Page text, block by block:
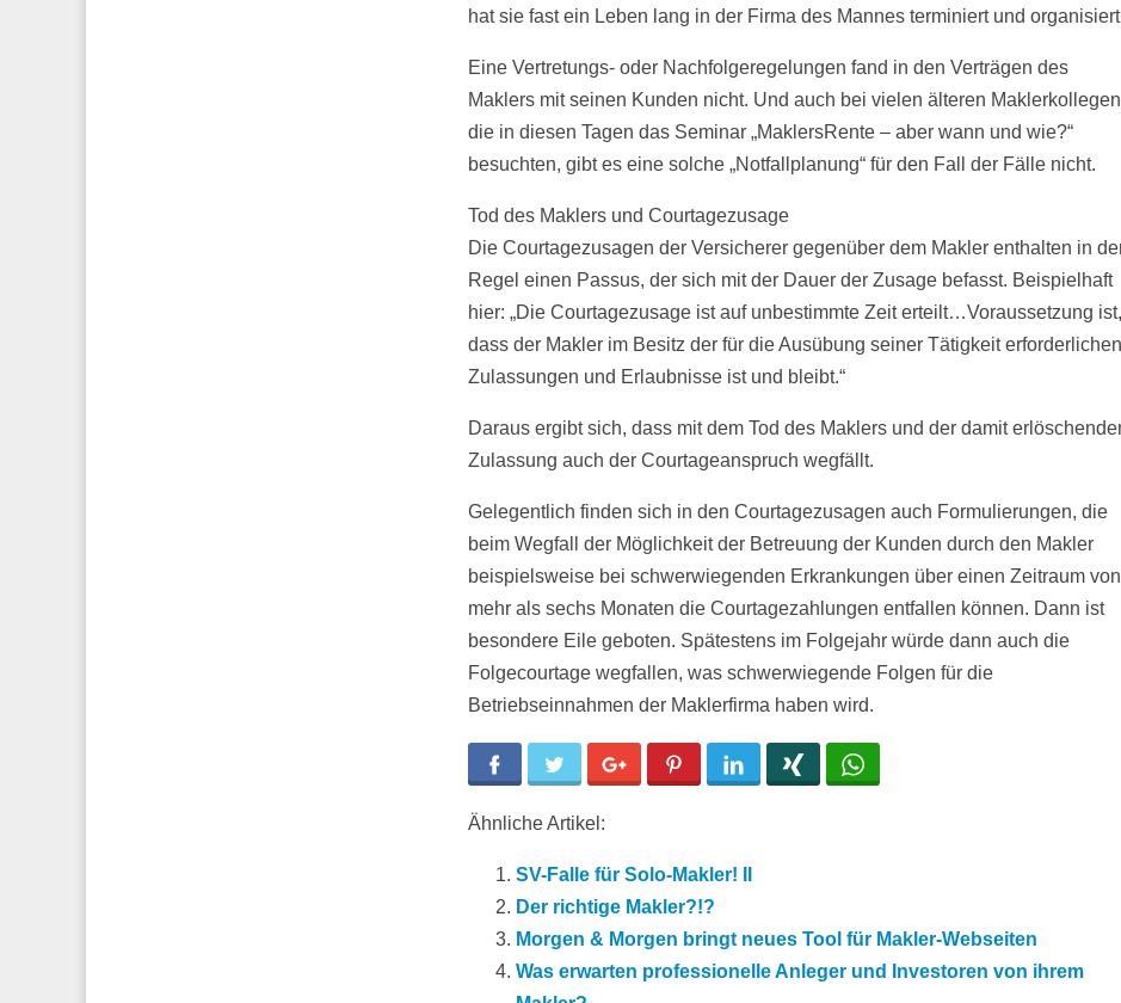
hat sie fast ein Leben lang in der Firma des Mannes terminiert und
Eine Vertretungs- oder Nachfolgeregelungen fand in den Verträgen des
Maklers mit seinen Kunden nicht. Und auch bei vielen älteren
die in diesen Tagen das Seminar „MaklersRente – aber wann und wie?“
besuchten, gibt es eine solche „Notfallplanung“ für den Fall der Fälle nicht.
Tod des Maklers und Courtagezusage
Die Courtagezusagen der Versicherer gegenüber dem Makler enthalten in
Regel einen Passus, der sich mit der Dauer der Zusage befasst. Beispielhaft
hier: „Die Courtagezusage ist auf unbestimmte Zeit erteilt…Voraussetzung ist,
dass der Makler im Besitz der für die Ausübung seiner Tätigkeit erforderlichen
Zulassungen und Erlaubnisse ist und bleibt.“
Daraus ergibt sich, dass mit dem Tod des Maklers und der damit
Zulassung auch der Courtageanspruch wegfällt.
Gelegentlich finden sich in den Courtagezusagen auch Formulierungen, die
beim Wegfall der Möglichkeit der Betreuung der Kunden durch den Makler
beispielsweise bei schwerwiegenden Erkrankungen über einen Zeitraum von
mehr als sechs Monaten die Courtagezahlungen entfallen können. Dann ist
besondere Eile geboten. Spätestens im Folgejahr würde dann auch die
Folgecourtage wegfallen, was schwerwiegende Folgen für die
Betriebseinnahmen der Maklerfirma haben wird.
Facebook Twitter Google+ Pinterest LinkedIn
Ähnliche Artikel:
SV-Falle für Solo-Makler! II
Der richtige Makler?!?
Morgen & Morgen bringt neues Tool für Makler-Webseiten
Was erwarten professionelle Anleger und Investoren von ihrem